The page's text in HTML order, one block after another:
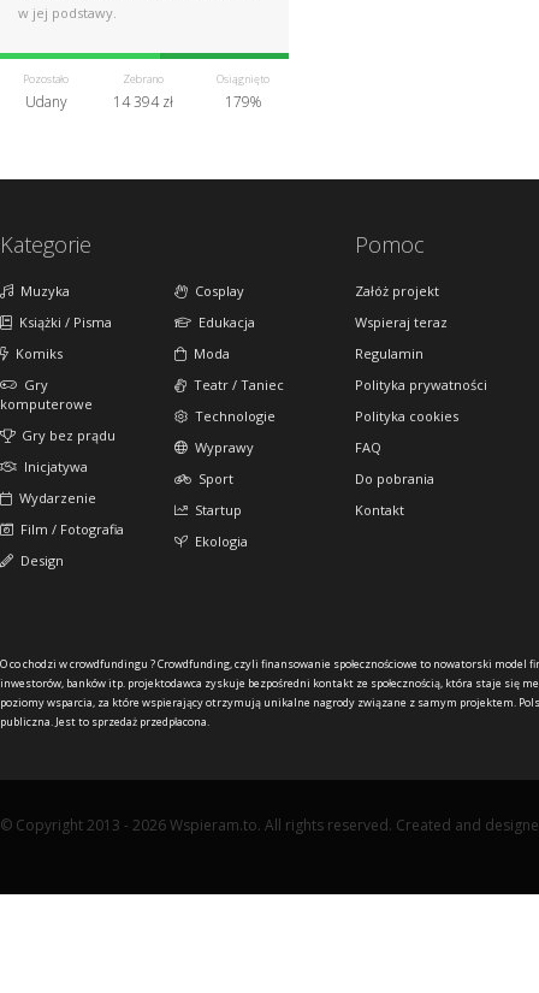
w jej podstawy.
Pozostało
Udany
Zebrano
14 394 zł
Osiągnięto
179%
Kategorie
Muzyka
Książki / Pisma
Komiks
Gry
komputerowe
Gry bez prądu
Inicjatywa
Wydarzenie
Film / Fotografia
Design
Cosplay
Edukacja
Moda
Teatr / Taniec
Technologie
Wyprawy
Sport
Startup
Ekologia
Pomoc
Załóż projekt
Wspieraj teraz
Regulamin
Polityka prywatności
Polityka cookies
FAQ
Do pobrania
Kontakt
O co chodzi w crowdfundingu ?Crowdfunding, czyli finansowanie społecznościowe to nowatorski model
inwestorów, banków itp. projektodawca zyskuje bezpośredni kontakt ze społecznością, która staje się
poziomy wsparcia, za które wspierający otrzymują unikalne nagrody związane z samym projektem.
publiczna. Jest to sprzedaż przedpłacona.
© Copyright 2013 - 2026 Wspieram.to. All rights reserved. Created and